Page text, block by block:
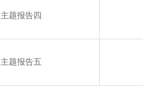
主题报告四
主题报告五